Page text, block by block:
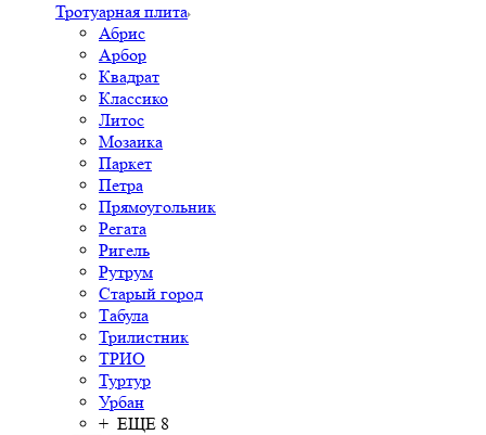
Тротуарная плита
Абрис
Арбор
Квадрат
Классико
Литос
Мозаика
Паркет
Петра
Прямоугольник
Регата
Ригель
Рутрум
Старый город
Табула
Трилистник
ТРИО
Туртур
Урбан
+ ЕЩЕ 8